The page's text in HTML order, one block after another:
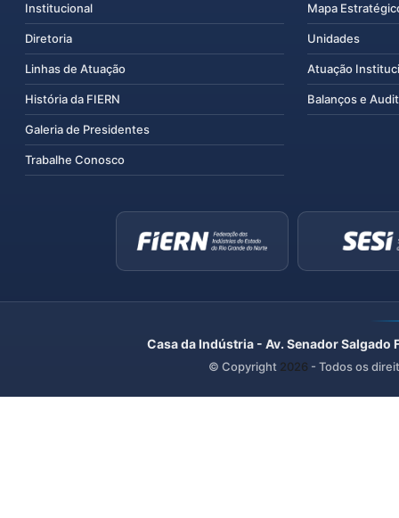
Institucional
Diretoria
Linhas de Atuação
História da FIERN
Galeria de Presidentes
Trabalhe Conosco
Mapa
Unidades
Atuação
Balanços e
Casa da Indústria - Av. Senador
© Copyright 2026 - Todos os